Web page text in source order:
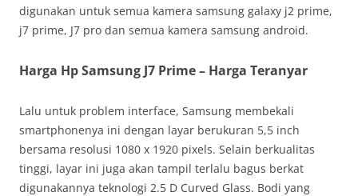
digunakan untuk semua kamera samsung galaxy j2 prime,
j7 prime, J7 pro dan semua kamera samsung android.
Harga Hp Samsung J7 Prime – Harga Teranyar
Lalu untuk problem interface, Samsung membekali
smartphonenya ini dengan layar berukuran 5,5 inch
bersama resolusi 1080 x 1920 pixels. Selain berkualitas
tinggi, layar ini juga akan tampil terlalu bagus berkat
digunakannya teknologi 2.5 D Curved Glass. Bodi yang